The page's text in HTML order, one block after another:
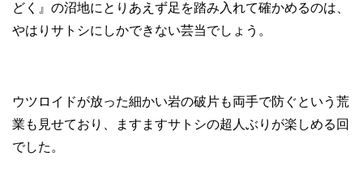
どく』の沼地にとりあえず足を踏み入れて確かめるのは、
やはりサトシにしかできない芸当でしょう。
ウツロイドが放った細かい岩の破片も両手で防ぐという荒
業も見せており、ますますサトシの超人ぶりが楽しめる回
でした。